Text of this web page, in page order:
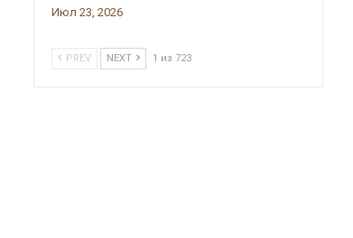
Июл 23, 2026
PREV NEXT 1 из 723